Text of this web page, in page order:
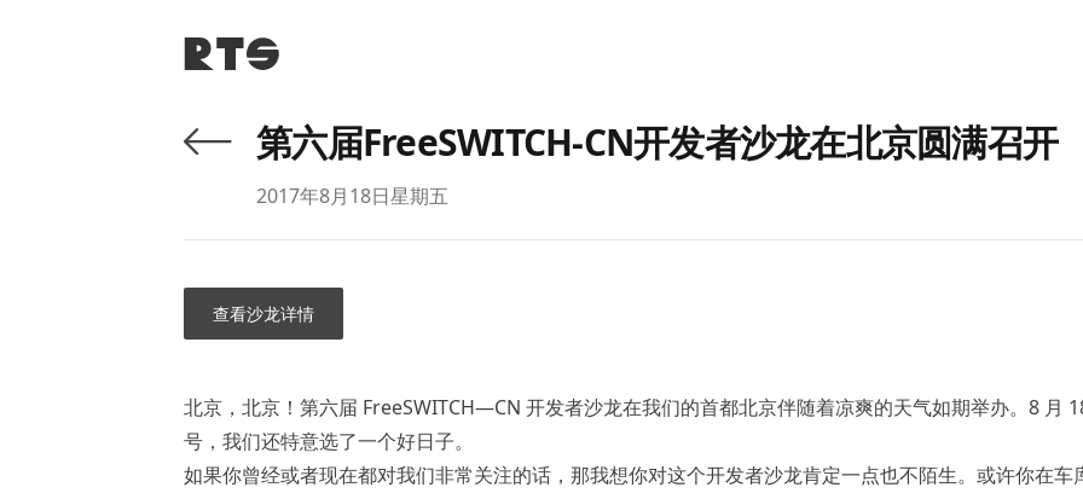
第六届FreeSWITCH-CN开发者沙龙在北京圆满召开
Published on
2017年8月18日星期五
查看沙龙详情
北京，北京！第六届 FreeSWITCH—CN 开发者沙龙在我们的首都北京伴随着凉爽的天气如期举办。8 月
号，我们还特意选了一个好日子。
如果你曾经或者现在都对我们非常关注的话，那我想你对这个开发者沙龙肯定一点也不陌生。或许你在车